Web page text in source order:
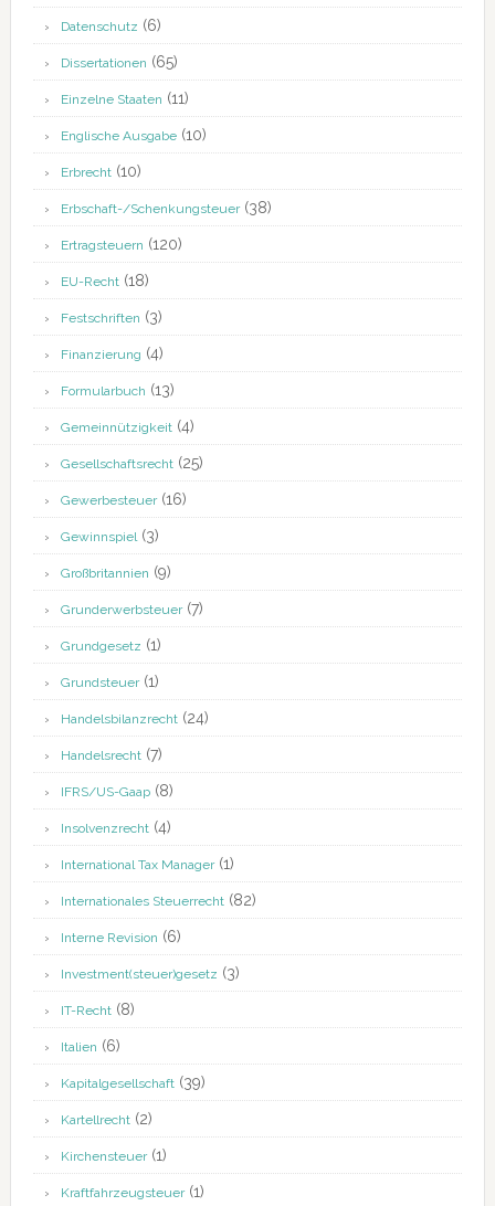
Datenschutz (6)
Dissertationen (65)
Einzelne Staaten (11)
Englische Ausgabe(10)
Erbrecht(10)
Erbschaft-/Schenkungsteuer(38)
Ertragsteuern (120)
EU-Recht(18)
Festschriften (3)
Finanzierung (4)
Formularbuch (13)
Gemeinnützigkeit(4)
Gesellschaftsrecht(25)
Gewerbesteuer(16)
Gewinnspiel(3)
Großbritannien (9)
Grunderwerbsteuer(7)
Grundgesetz (1)
Grundsteuer(1)
Handelsbilanzrecht(24)
Handelsrecht(7)
IFRS/US-Gaap(8)
Insolvenzrecht(4)
International Tax Manager(1)
Internationales Steuerrecht(82)
Interne Revision (6)
Investment(steuer)gesetz (3)
IT-Recht(8)
Italien (6)
Kapitalgesellschaft(39)
Kartellrecht(2)
Kirchensteuer(1)
Kraftfahrzeugsteuer(1)